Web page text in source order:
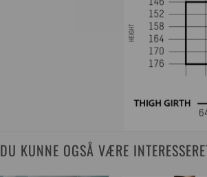
DU KUNNE OGSÅ VÆRE